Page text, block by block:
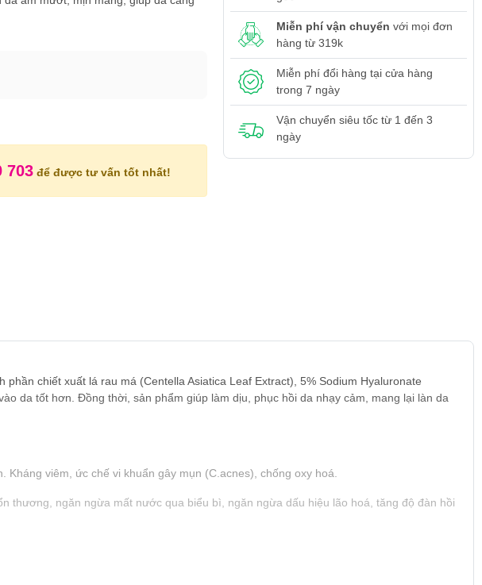
703 để được tư vấn tốt nhất!
Miễn phí vận chuyển với mọi đơn
hàng từ 319k
Miễn phí đổi hàng tại cửa hàng
trong 7 ngày
Vận chuyển siêu tốc từ 1 đến 3
ngày
chiết xuất lá rau má (Centella Asiatica Leaf Extract), 5% Sodium Hyaluronate
da tốt hơn. Đồng thời, sản phẩm giúp làm dịu, phục hồi da nhạy cảm, mang lại làn da
viêm, ức chế vi khuẩn gây mụn (C.acnes), chống oxy hoá.
thương, ngăn ngừa mất nước qua biểu bì, ngăn ngừa dấu hiệu lão hoá, tăng độ đàn hồi